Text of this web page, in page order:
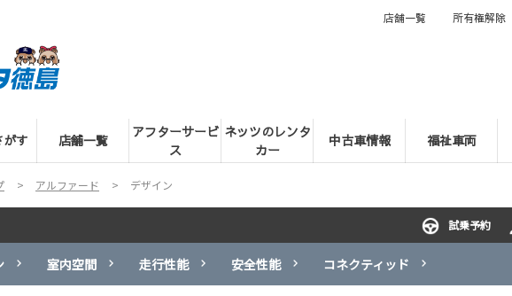
す 店舗一覧
アフターサービ
ス
ネッツのレンタ
カー
中古車情報 福祉車両
店舗一覧 所有権解除
アルファード デザイン
試乗予約
室内空間 走行性能 安全性能 コネクティッド